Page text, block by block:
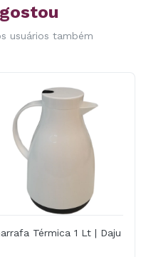
gostou
usuários também
Térmica 1 Lt | Daju